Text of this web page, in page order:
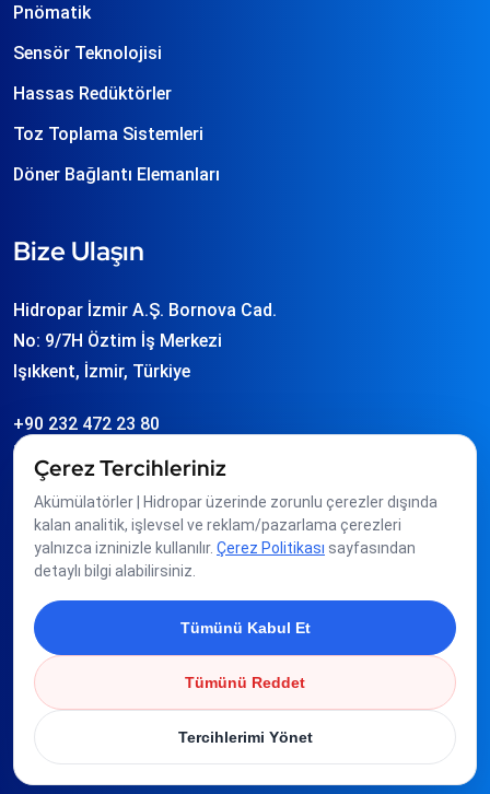
Pnömatik
Sensör Teknolojisi
Hassas Redüktörler
Toz Toplama Sistemleri
Döner Bağlantı Elemanları
Bize Ulaşın
Hidropar İzmir A.Ş. Bornova Cad.
No: 9/7H Öztim İş Merkezi
Işıkkent, İzmir, Türkiye
+90 232 472 23 80
info
Üyeliklerimiz
Çerez Tercihleriniz
Akümülatörler | Hidropar üzerinde zorunlu çerezler dışında
kalan analitik, işlevsel ve reklam/pazarlama çerezleri
yalnızca izninizle kullanılır. Çerez Politikası sayfasından
detaylı bilgi alabilirsiniz.
Tümünü Kabul Et
Tümünü Reddet
Tercihlerimi Yönet